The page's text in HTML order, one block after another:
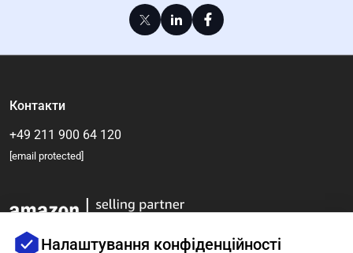
Контакти
+49 211 900 64 120
[email protected]
Налаштування конфіденційності